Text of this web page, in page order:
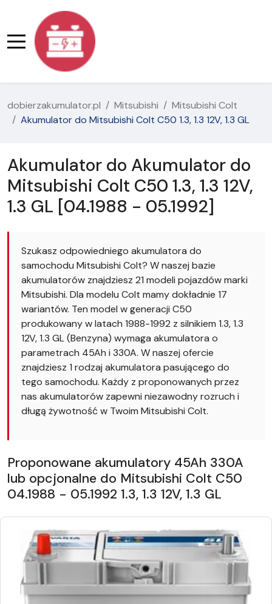
dobierzakumulator.pl Mitsubishi
Mitsubishi Colt
Akumulator do Mitsubishi Colt C50 1.3, 1.3 12V, 1.3 GL
Akumulator do Akumulator do
Mitsubishi Colt C50 1.3, 1.3 12V,
1.3 GL [04.1988 - 05.1992]
Szukasz odpowiedniego akumulatora do
samochodu Mitsubishi Colt? W naszej bazie
akumulatorów znajdziesz 21 modeli pojazdów marki
Mitsubishi. Dla modelu Colt mamy dokładnie 17
wariantów. Ten model w generacji C50
produkowany w latach 1988-1992 z silnikiem 1.3, 1.3
12V, 1.3 GL (Benzyna) wymaga akumulatora o
parametrach 45Ah i 330A. W naszej ofercie
znajdziesz 1 rodzaj akumulatora pasującego do
tego samochodu. Każdy z proponowanych przez
nas akumulatorów zapewni niezawodny rozruch i
długą żywotność w Twoim Mitsubishi Colt.
Proponowane akumulatory 45Ah 330A
lub opcjonalne do Mitsubishi Colt C50
04.1988 - 05.1992 1.3, 1.3 12V, 1.3 GL